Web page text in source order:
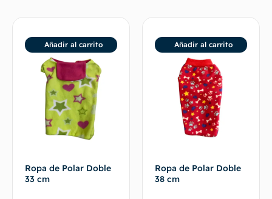
Ropa de Polar Doble
33 cm
Añadir al carrito
Ropa de Polar Doble
38 cm
Añadir al carrito